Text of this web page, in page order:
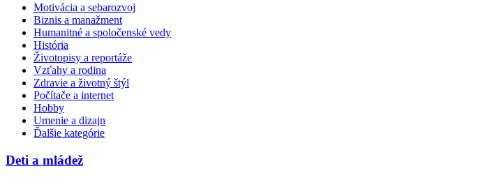
Motivácia a sebarozvoj
Biznis a manažment
Humanitné a spoločenské vedy
História
Životopisy a reportáže
Vzťahy a rodina
Zdravie a životný štýl
Počítače a internet
Hobby
Umenie a dizajn
Ďalšie kategórie
Deti a mládež